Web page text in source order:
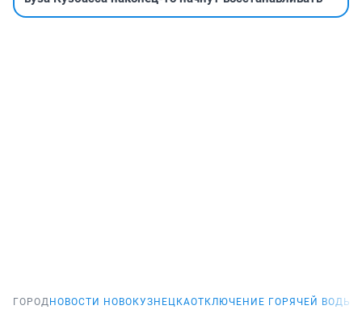
ГОРОД НОВОСТИ НОВОКУЗНЕЦКАОТКЛЮЧЕНИЕ ГОРЯЧЕЙ ВОДЫ